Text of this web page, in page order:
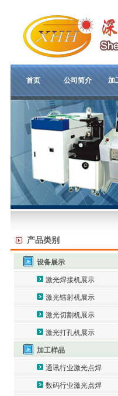
首页 公司简介 加
产品类别
设备展示
激光焊接机展示
激光镭射机展示
激光切割机展示
激光打孔机展示
加工样品
通讯行业激光点焊
数码行业激光点焊